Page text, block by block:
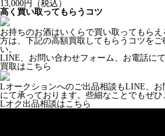
13,000円（税込）
高く買い取ってもらうコツ
お持ちのお酒はいくらで買い取ってもら
方は、下記の高額買取してもらうコツを
い。
LINE、お問い合わせフォーム、お電話に
買取はこちら
Lオークションへのご出品相談もLINE、
にて承っております。些細なことでもぜひ
Lオク出品相談はこちら